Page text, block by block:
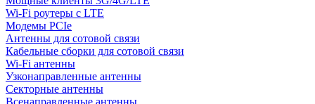
Wi-Fi роутеры с LTE
Модемы PCIe
Антенны для сотовой связи
Кабельные сборки для сотовой связи
Wi-Fi антенны
Узконаправленные антенны
Секторные антенны
Всенаправленные антенны